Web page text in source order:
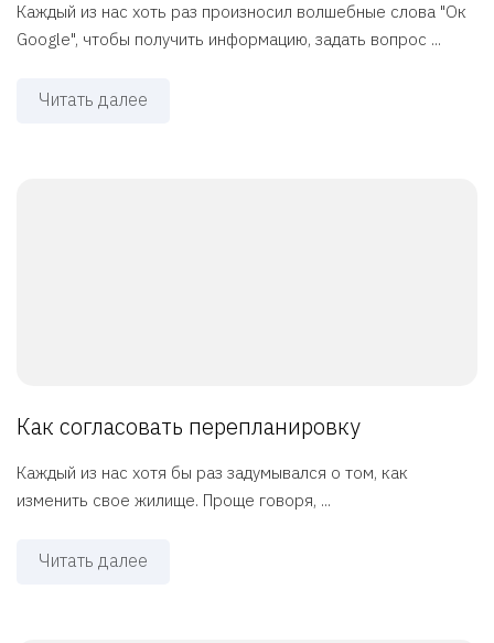
Каждый из нас хоть раз произносил волшебные слова "Ок
Google", чтобы получить информацию, задать вопрос ...
Читать далее
Как согласовать перепланировку
Каждый из нас хотя бы раз задумывался о том, как
изменить свое жилище. Проще говоря, ...
Читать далее